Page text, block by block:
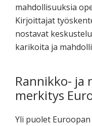
mahdollisuuksia
Kirjoittajat
nostavat
karikoita ja
Rannikko- ja
merkitys
Yli puolet